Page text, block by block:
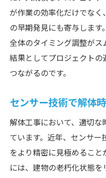
が作業の効率化だけでなく
の早期発見にも寄与します
全体のタイミング調整がス
結果としてプロジェクトの
つながるのです。
センサー技術で解体
解体工事において、適切な
ています。近年、センサー
をより精密に見極めるこ
には、建物の老朽化状態